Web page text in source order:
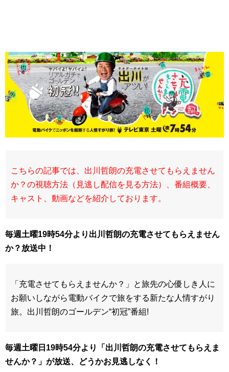
こちらの記事では、出川哲朗の充電させてもらえません
か？の視聴方法（見逃し配信を見る方法）、番組概要、
キャスト、動画などを紹介しております。
毎週土曜19時54分より出川哲朗の充電させてもらえません
か？放送中！
「充電させてもらえませんか？」と旅先の心優しき人に
お願いしながら電動バイクで旅をする新たな人情すがり
旅。出川哲朗のゴールデン“初冠”番組!
毎週土曜日19時54分より「出川哲朗の充電させてもらえま
せんか？」が放送、
どうかお見逃しなく！